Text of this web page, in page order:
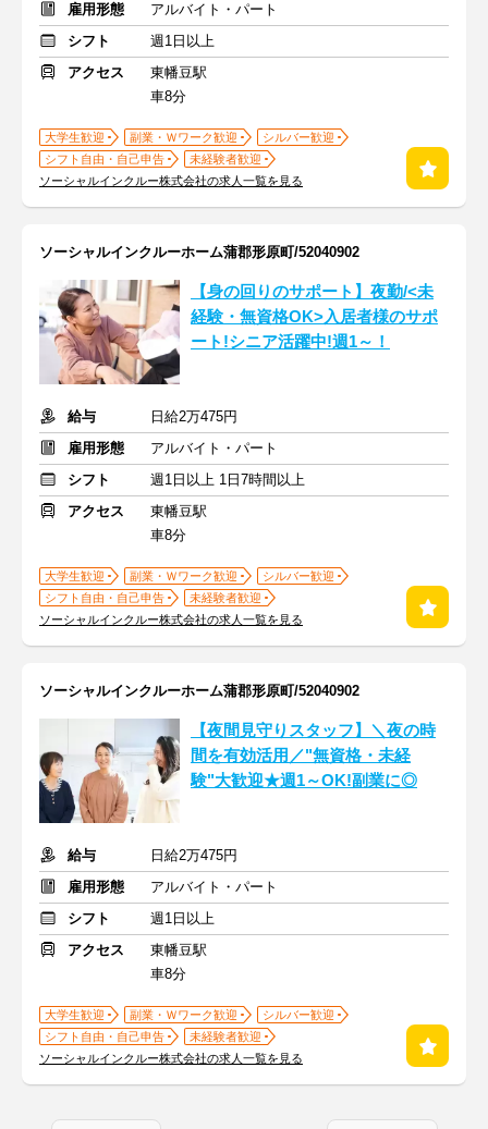
雇用形態
アルバイト・パート
シフト
週1日以上
アクセス
東幡豆駅
車8分
大学生歓迎 副業・Ｗワーク歓迎
シルバー歓迎
シフト自由・自己申告
未経験者歓迎
ソーシャルインクルー株式会社の求人一覧を見る
ソーシャルインクルーホーム蒲郡形原町/52040902
【身の回りのサポート】夜勤/<未
経験・無資格OK>入居者様のサポ
ート!シニア活躍中!週1～！
給与
日給2万475円
雇用形態
アルバイト・パート
シフト
週1日以上 1日7時間以上
アクセス
東幡豆駅
車8分
大学生歓迎 副業・Ｗワーク歓迎
シルバー歓迎
シフト自由・自己申告
未経験者歓迎
ソーシャルインクルー株式会社の求人一覧を見る
ソーシャルインクルーホーム蒲郡形原町/52040902
【夜間見守りスタッフ】＼夜の時
間を有効活用／"無資格・未経
験"大歓迎★週1～OK!副業に◎
給与
日給2万475円
雇用形態
アルバイト・パート
シフト
週1日以上
アクセス
東幡豆駅
車8分
大学生歓迎 副業・Ｗワーク歓迎
シルバー歓迎
シフト自由・自己申告
未経験者歓迎
ソーシャルインクルー株式会社の求人一覧を見る